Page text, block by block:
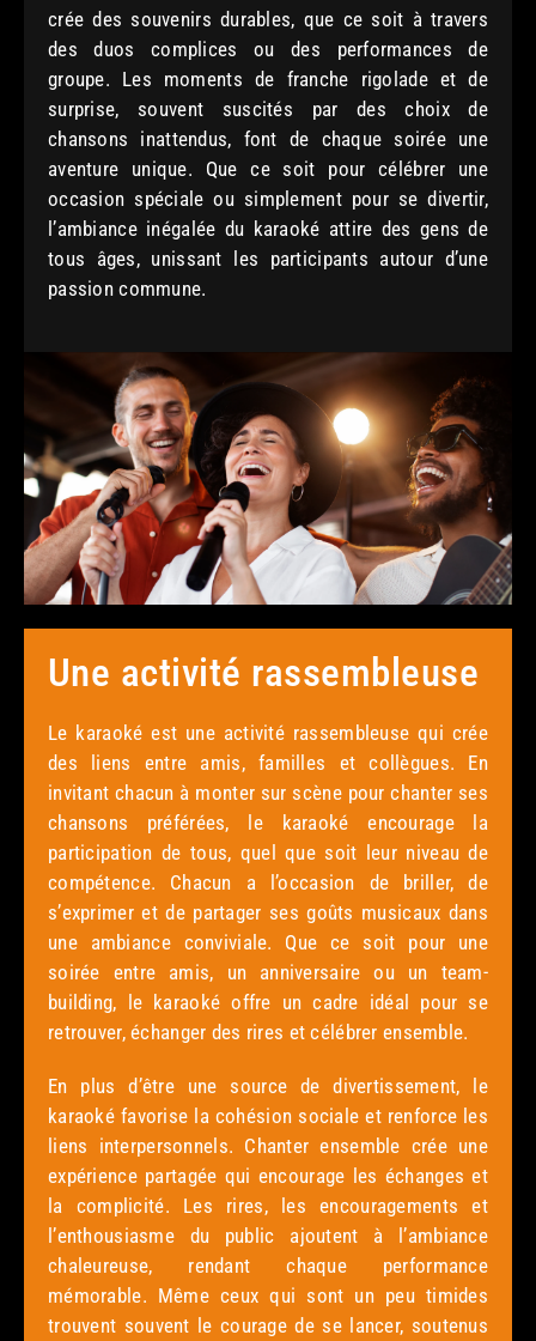
crée des souvenirs durables, que ce soit à travers
des duos complices ou des performances de
groupe. Les moments de franche rigolade et de
surprise, souvent suscités par des choix de
chansons inattendus, font de chaque soirée une
aventure unique. Que ce soit pour célébrer une
occasion spéciale ou simplement pour se divertir,
l’ambiance inégalée du karaoké attire des gens de
tous âges, unissant les participants autour d’une
passion commune.
Une activité rassembleuse
Le karaoké est une activité rassembleuse qui crée
des liens entre amis, familles et collègues. En
invitant chacun à monter sur scène pour chanter ses
chansons préférées, le karaoké encourage la
participation de tous, quel que soit leur niveau de
compétence. Chacun a l’occasion de briller, de
s’exprimer et de partager ses goûts musicaux dans
une ambiance conviviale. Que ce soit pour une
soirée entre amis, un anniversaire ou un team-
building, le karaoké offre un cadre idéal pour se
retrouver, échanger des rires et célébrer ensemble.
En plus d’être une source de divertissement, le
karaoké favorise la cohésion sociale et renforce les
liens interpersonnels. Chanter ensemble crée une
expérience partagée qui encourage les échanges et
la complicité. Les rires, les encouragements et
l’enthousiasme du public ajoutent à l’ambiance
chaleureuse, rendant chaque performance
mémorable. Même ceux qui sont un peu timides
trouvent souvent le courage de se lancer, soutenus